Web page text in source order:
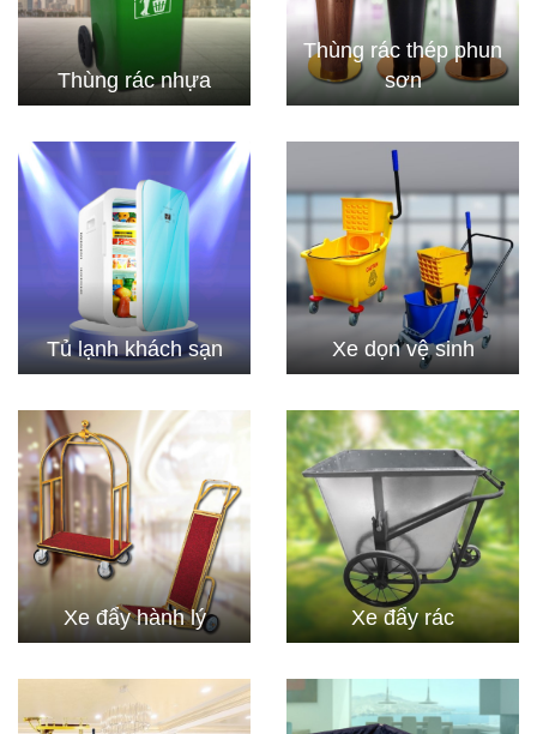
Thùng rác nhựa
Thùng rác thép phun
sơn
Tủ lạnh khách sạn Xe dọn vệ sinh
Xe đẩy hành lý Xe đẩy rác